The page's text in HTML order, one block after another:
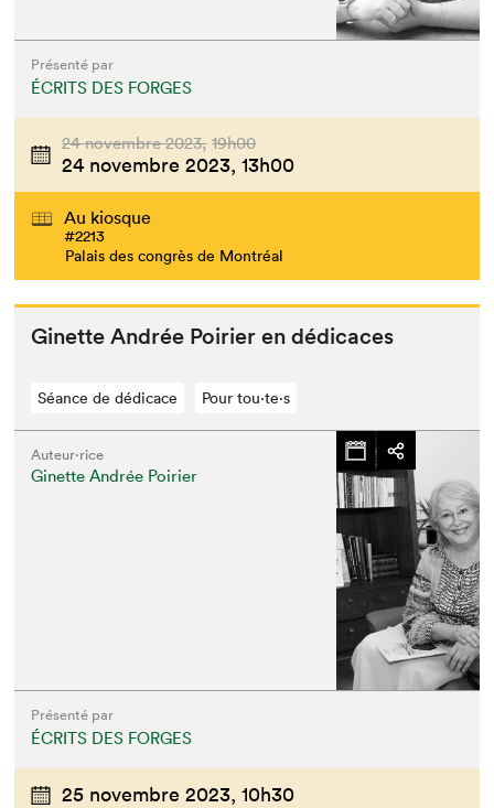
Présenté par
ÉCRITS DES FORGES
24 novembre 2023, 19h00
24 novembre 2023, 13h00
Au kiosque
#2213
Palais des congrès de Montréal
Ginette Andrée Poiri­er en dédicaces
Séance de dédicace Pour tou⋅te⋅s
Auteur·rice
Ginette Andrée Poirier
Présenté par
ÉCRITS DES FORGES
25 novembre 2023, 10h30